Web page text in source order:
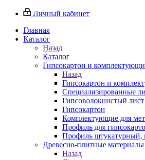
Личный кабинет
Главная
Каталог
Назад
Каталог
Гипсокартон и
Назад
Гипсокартон и
Специализированные
Гипсоволокнистый лист
Гипсокартон
Комплектующие для
Профиль для
Профиль штукатурный,
Древесно-плитные материалы
Назад